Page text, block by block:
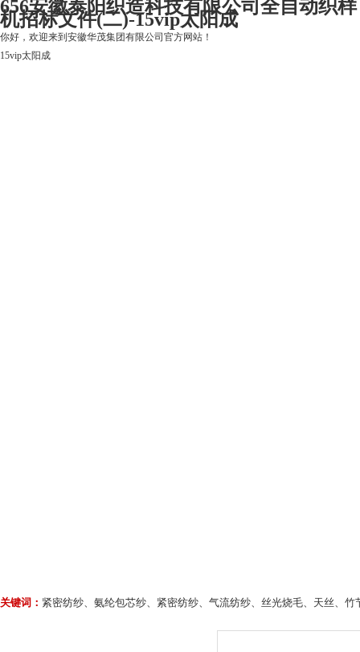
656安徽泰阳织造科技有限公司全自动织样
机招标文件(二)-15vip太阳成
你好，欢迎来到安徽华茂集团有限公司官方网站！
15vip太阳成
关键词： 紧密纺纱、氨纶包芯纱、紧密纺纱、气流纺纱、丝光烧毛、天丝、